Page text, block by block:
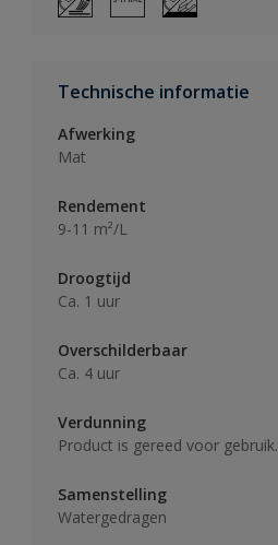
Technische informatie
Afwerking
Mat
Rendement
9-11 m²/L
Droogtijd
Ca. 1 uur
Overschilderbaar
Ca. 4 uur
Verdunning
Product is gereed voor gebruik.
Samenstelling
Watergedragen